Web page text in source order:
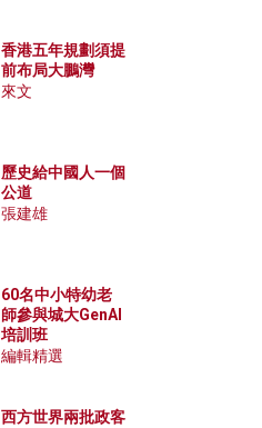
香港五年規劃須提
前布局大鵬灣
來文
歷史給中國人一個
公道
張建雄
60名中小特幼老
師參與城大GenAI
培訓班
編輯精選
西方世界兩批政客